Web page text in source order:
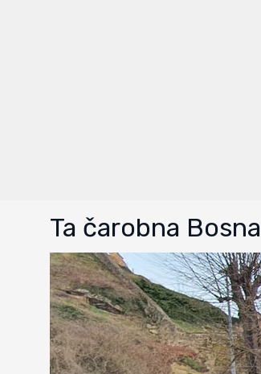
Ta čarobna Bosna